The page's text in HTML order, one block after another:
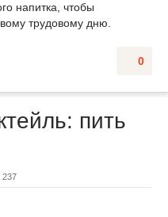
напитка, чтобы
трудовому дню.
0
пить
237